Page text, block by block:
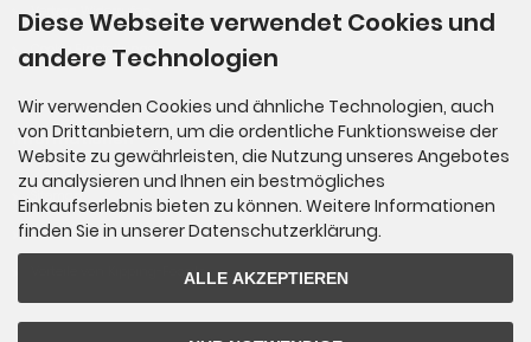
Vertrag Widerrufen
Cookie Einstellungen
Informationen
Sitemap
Über uns
Vorteile von Kipping-Fossils
Diese Webseite verwendet Cookies und
andere Technologien
Wir verwenden Cookies und ähnliche Technologien, auch
von Drittanbietern, um die ordentliche Funktionsweise der
Website zu gewährleisten, die Nutzung unseres Angebotes
zu analysieren und Ihnen ein bestmögliches
Einkaufserlebnis bieten zu können. Weitere Informationen
finden Sie in unserer Datenschutzerklärung.
ALLE AKZEPTIEREN